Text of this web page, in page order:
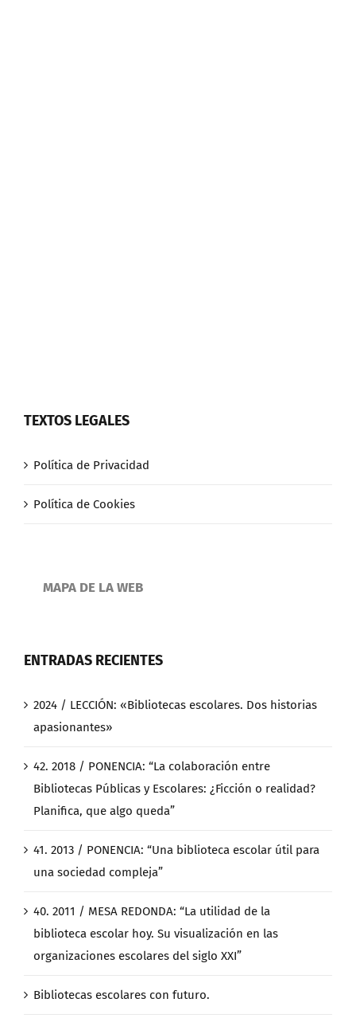
TEXTOS LEGALES
Política de Privacidad
Política de Cookies
MAPA DE LA WEB
ENTRADAS RECIENTES
2024 / LECCIÓN: «Bibliotecas escolares. Dos historias
apasionantes»
42. 2018 / PONENCIA: “La colaboración entre
Bibliotecas Públicas y Escolares: ¿Ficción o realidad?
Planifica, que algo queda”
41. 2013 / PONENCIA: “Una biblioteca escolar útil para
una sociedad compleja”
40. 2011 / MESA REDONDA: “La utilidad de la
biblioteca escolar hoy. Su visualización en las
organizaciones escolares del siglo XXI”
Bibliotecas escolares con futuro.